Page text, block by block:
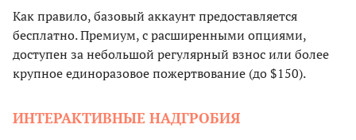
Как правило, базовый аккаунт предоставляется
бесплатно. Премиум, с расширенными опциями,
доступен за небольшой регулярный взнос или более
крупное единоразовое пожертвование (до $150).
ИНТЕРАКТИВНЫЕ НАДГРОБИЯ